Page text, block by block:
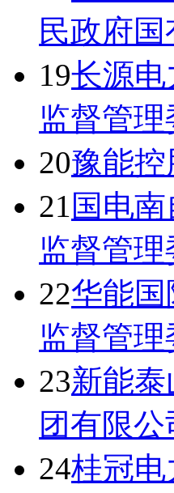
民政府
19长源电
监督管
20豫能控
21 国电南
监督管
22华能国
监督管
23新能泰
团有限公
24桂冠电